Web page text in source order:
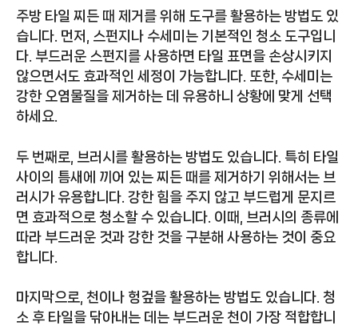
주방 타일 찌든 때 제거를 위해 도구를 활용하는 방법도 있
습니다. 먼저, 스펀지나 수세미는 기본적인 청소 도구입니
다. 부드러운 스펀지를 사용하면 타일 표면을 손상시키지
않으면서도 효과적인 세정이 가능합니다. 또한, 수세미는
강한 오염물질을 제거하는 데 유용하니 상황에 맞게 선택
하세요.
두 번째로, 브러시를 활용하는 방법도 있습니다. 특히 타일
사이의 틈새에 끼어 있는 찌든 때를 제거하기 위해서는 브
러시가 유용합니다. 강한 힘을 주지 않고 부드럽게 문지르
면 효과적으로 청소할 수 있습니다. 이때, 브러시의 종류에
따라 부드러운 것과 강한 것을 구분해 사용하는 것이 중요
합니다.
마지막으로, 천이나 헝겊을 활용하는 방법도 있습니다. 청
소 후 타일을 닦아내는 데는 부드러운 천이 가장 적합합니